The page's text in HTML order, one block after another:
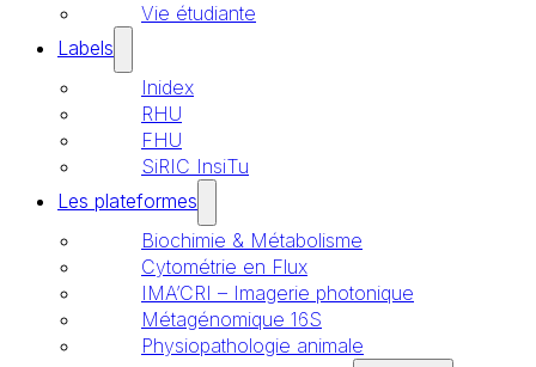
Vie étudiante
Labels
Inidex
RHU
FHU
SiRIC InsiTu
Les plateformes
Biochimie & Métabolisme
Cytométrie en Flux
IMA’CRI – Imagerie photonique
Métagénomique 16S
Physiopathologie animale